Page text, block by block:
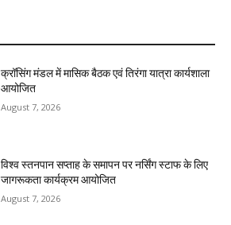
क्रॉसिंग मंडल में मासिक बैठक एवं तिरंगा यात्रा कार्यशाला
आयोजित
August 7, 2026
विश्व स्तनपान सप्ताह के समापन पर नर्सिंग स्टाफ के लिए
जागरूकता कार्यक्रम आयोजित
August 7, 2026